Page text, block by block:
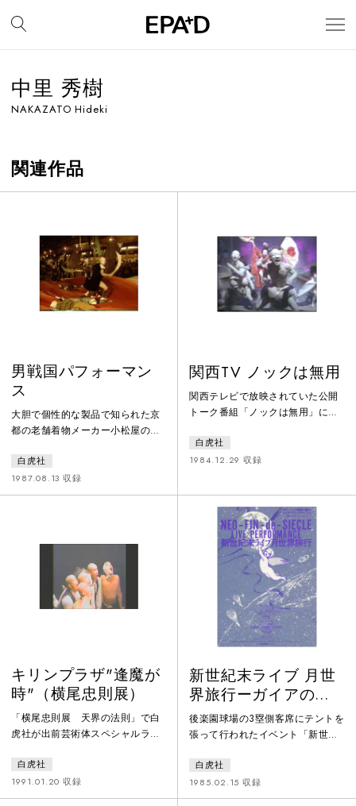
中里 秀樹
NAKAZATO Hideki
関連作品
男戦国パフォーマン
ス
大胆で個性的な製品で知られた京
都の老舗着物メーカー小松屋の
ー。会場は京都国際会館のエント
ランス野外で、当日は雷雨に見舞
われたが無事に開催された。着物
手がまとって踊る。白虎社のニュ
の広告には、「蔵人とは〇〇に逆
らって造った 本当はプライベート
ブランドです」とある。
白虎社
1987.08.13 収録
関西TV ノックは無用
関西テレビで放映されていた公開
トーク番組「ノックは無用」に白
クと上岡龍太郎が司会を務め、毎
週土曜日に放送された。この収録
のTV番組にも呼ばれるようにな
り、テレビ、映画、ミュージック
ビデオなど活動の場をひろげた。
80年代、白虎社はそのインパクト
から舞踏グループとしてはメディ
アへの露出が多く、舞踏公演を見
ない層にも知られた存在だった。
白虎社
1984.12.29 収録
キリンプラザ"逢魔が
時"（横尾忠則展）
「横尾忠則展 天界の法則」で白
虎社が出前芸術体スペシャルライ
ノリにふれるー」を上演。道頓堀
橋から白虎社の面々が人だかりを
引き連れて練り歩き、会場に入れ
白虎社
1991.01.20 収録
新世紀末ライブ 月世
界旅行ーガイアの夢
想
後楽園球場の3塁側客席にテントを
張って行われたイベント「新世紀
目は「ディアーナの夢」と題して
東京グラン・ギニョルなどが出
演、2日目の「ガイアの夢想」に白
白虎社
1985.02.15 収録